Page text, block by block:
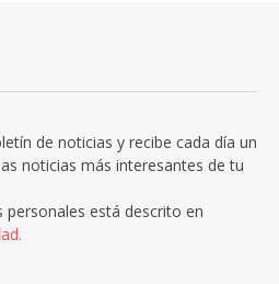
de noticias y recibe cada día un
noticias más interesantes de tu
está descrito en